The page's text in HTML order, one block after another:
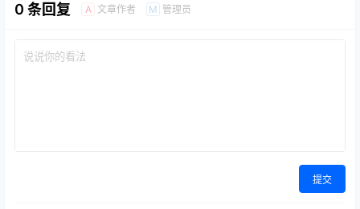
0 条回复 A 文章作者 M 管理员
提交